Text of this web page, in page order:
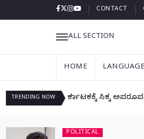
CONTACT
ALL SECTION
HOME LANGUAGE
TRENDING NOW ಕರ್ನಾಟಕಕ್ಕೆ ಸಿಕ್ಕ
POLITICAL